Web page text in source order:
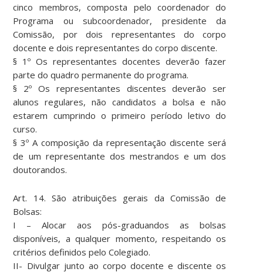
cinco membros, composta pelo coordenador do
Programa ou subcoordenador, presidente da
Comissão, por dois representantes do corpo
docente e dois representantes do corpo discente.
§ 1º Os representantes docentes deverão fazer
parte do quadro permanente do programa.
§ 2º Os representantes discentes deverão ser
alunos regulares, não candidatos a bolsa e não
estarem cumprindo o primeiro período letivo do
curso.
§ 3º A composição da representação discente será
de um representante dos mestrandos e um dos
doutorandos.
Art. 14. São atribuições gerais da Comissão de
Bolsas:
I – Alocar aos pós-graduandos as bolsas
disponíveis, a qualquer momento, respeitando os
critérios definidos pelo Colegiado.
II- Divulgar junto ao corpo docente e discente os